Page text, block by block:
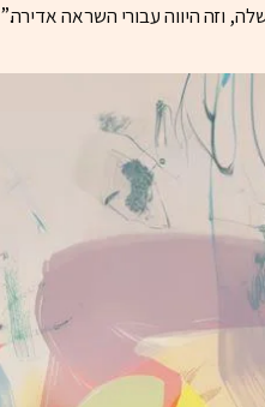
וזה היווה עבורי השראה אדירה.”